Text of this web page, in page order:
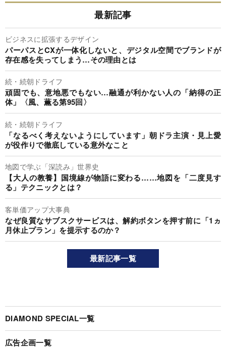
最新記事
ビジネスに拡張するデザイン
パーパスとCXが一体化しないと、デジタル空間でブランドが
存在感を失ってしまう…その理由とは
続・続朝ドライフ
頑固でも、意地悪でもない…融通が利かない人の「納得の正
体」〈風、薫る第95回〉
続・続朝ドライフ
「なるべく考えないようにしています」朝ドラ主演・見上愛
が役作りで徹底している意外なこと
地図で学ぶ「深読み」世界史
【大人の教養】国境線が物語に変わる……地図を「二度見す
る」テクニックとは？
客単価アップ大事典
なぜ良質なサブスクサービスは、解約ボタンを押す前に「1ヵ
月休止プラン」を提示するのか？
最新記事一覧
DIAMOND SPECIAL一覧
広告企画一覧